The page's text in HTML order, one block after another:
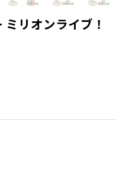
リオンライブ